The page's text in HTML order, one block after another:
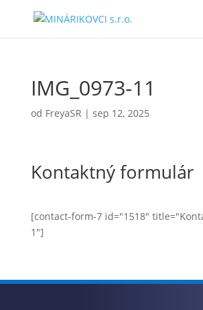
IMG_0973-11
od FreyaSR | sep 12, 2025
Kontaktný formulár
[contact-form-7 id="1518"
1"]